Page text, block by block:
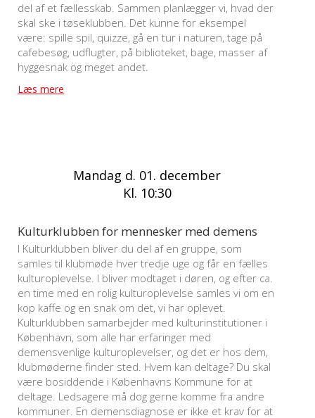
del af et fællesskab. Sammen planlægger vi, hvad der
skal ske i tøseklubben. Det kunne for eksempel
være: spille spil, quizze, gå en tur i naturen, tage på
cafebesøg, udflugter, på biblioteket, bage, masser af
hyggesnak og meget andet.
Læs mere
Mandag d. 01. december
Kl. 10:30
Kulturklubben for mennesker med demens
I Kulturklubben bliver du del af en gruppe, som
samles til klubmøde hver tredje uge og får en fælles
kulturoplevelse. I bliver modtaget i døren, og efter ca.
en time med en rolig kulturoplevelse samles vi om en
kop kaffe og en snak om det, vi har oplevet.
Kulturklubben samarbejder med kulturinstitutioner i
København, som alle har erfaringer med
demensvenlige kulturoplevelser, og det er hos dem,
klubmøderne finder sted. Hvem kan deltage? Du skal
være bosiddende i Københavns Kommune for at
deltage. Ledsagere må dog gerne komme fra andre
kommuner. En demensdiagnose er ikke et krav for at